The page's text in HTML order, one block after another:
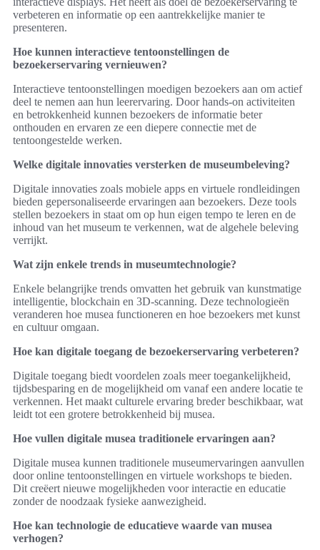
verbeteren en informatie op een aantrekkelijke manier te
presenteren.
Hoe kunnen interactieve tentoonstellingen de
bezoekerservaring vernieuwen?
Interactieve tentoonstellingen moedigen bezoekers aan om actief
deel te nemen aan hun leerervaring. Door hands-on activiteiten
en betrokkenheid kunnen bezoekers de informatie beter
onthouden en ervaren ze een diepere connectie met de
tentoongestelde werken.
Welke digitale innovaties versterken de museumbeleving?
Digitale innovaties zoals mobiele apps en virtuele rondleidingen
bieden gepersonaliseerde ervaringen aan bezoekers. Deze tools
stellen bezoekers in staat om op hun eigen tempo te leren en de
inhoud van het museum te verkennen, wat de algehele beleving
verrijkt.
Wat zijn enkele trends in museumtechnologie?
Enkele belangrijke trends omvatten het gebruik van kunstmatige
intelligentie, blockchain en 3D-scanning. Deze technologieën
veranderen hoe musea functioneren en hoe bezoekers met kunst
en cultuur omgaan.
Hoe kan digitale toegang de bezoekerservaring verbeteren?
Digitale toegang biedt voordelen zoals meer toegankelijkheid,
tijdsbesparing en de mogelijkheid om vanaf een andere locatie te
verkennen. Het maakt culturele ervaring breder beschikbaar, wat
leidt tot een grotere betrokkenheid bij musea.
Hoe vullen digitale musea traditionele ervaringen aan?
Digitale musea kunnen traditionele museumervaringen aanvullen
door online tentoonstellingen en virtuele workshops te bieden.
Dit creëert nieuwe mogelijkheden voor interactie en educatie
zonder de noodzaak fysieke aanwezigheid.
Hoe kan technologie de educatieve waarde van musea
verhogen?